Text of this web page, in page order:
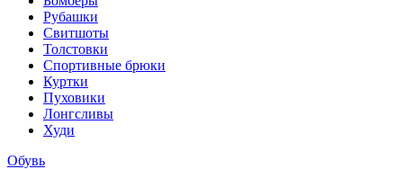
Рубашки
Свитшоты
Толстовки
Спортивные брюки
Куртки
Пуховики
Лонгсливы
Худи
Обувь